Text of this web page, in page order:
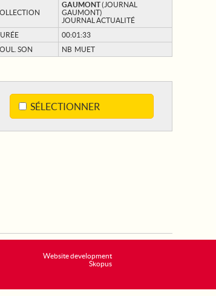
GAUMONT(JOURNAL
GAUMONT)
JOURNAL ACTUALITÉ
00:01:33
SON
NB MUET
SÉLECTIONNER
Website development
Skopus